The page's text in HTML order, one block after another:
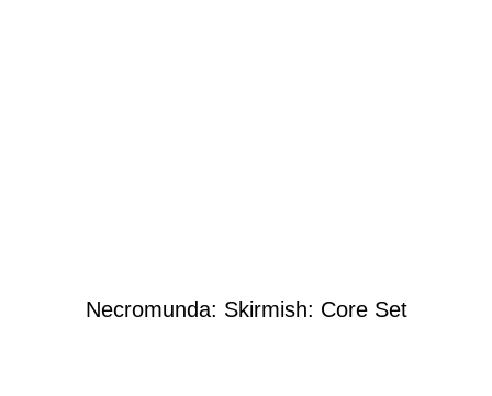
Necromunda: Skirmish: Core Set